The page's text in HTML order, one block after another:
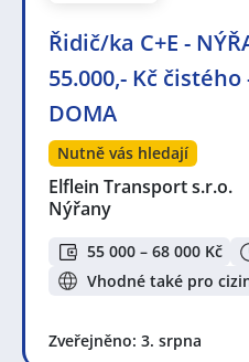
Řidič/ka C+E -
55.000,- Kč čistého
DOMA
Nutně vás hledají
Elflein Transport s.r.o.
Nýřany
55 000 – 68 000 Kč
Vhodné také pro
Zveřejněno: 3. srpna